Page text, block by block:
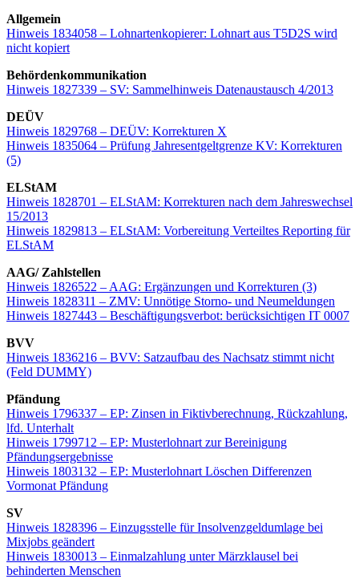
Allgemein
Hinweis 1834058 – Lohnartenkopierer: Lohnart aus T5D2S wird
nicht kopiert
Behördenkommunikation
Hinweis 1827339 – SV: Sammelhinweis Datenaustausch 4/2013
DEÜV
Hinweis 1829768 – DEÜV: Korrekturen X
Hinweis 1835064 – Prüfung Jahresentgeltgrenze KV: Korrekturen
(5)
ELStAM
Hinweis 1828701 – ELStAM: Korrekturen nach dem Jahreswechsel
15/2013
Hinweis 1829813 – ELStAM: Vorbereitung Verteiltes Reporting für
ELStAM
AAG/ Zahlstellen
Hinweis 1826522 – AAG: Ergänzungen und Korrekturen (3)
Hinweis 1828311 – ZMV: Unnötige Storno- und Neumeldungen
Hinweis 1827443 – Beschäftigungsverbot: berücksichtigen IT 0007
BVV
Hinweis 1836216 – BVV: Satzaufbau des Nachsatz stimmt nicht
(Feld DUMMY)
Pfändung
Hinweis 1796337 – EP: Zinsen in Fiktivberechnung, Rückzahlung,
lfd. Unterhalt
Hinweis 1799712 – EP: Musterlohnart zur Bereinigung
Pfändungsergebnisse
Hinweis 1803132 – EP: Musterlohnart Löschen Differenzen
Vormonat Pfändung
SV
Hinweis 1828396 – Einzugsstelle für Insolvenzgeldumlage bei
Mixjobs geändert
Hinweis 1830013 – Einmalzahlung unter Märzklausel bei
behinderten Menschen